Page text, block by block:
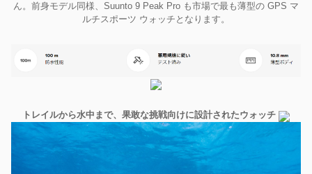
ん。前身モデル同様、Suunto 9 Peak Pro も市場で最も薄型の GPS マ
ルチスポーツ ウォッチとなります。
トレイルから水中まで、果敢な挑戦向けに設計されたウォッチ